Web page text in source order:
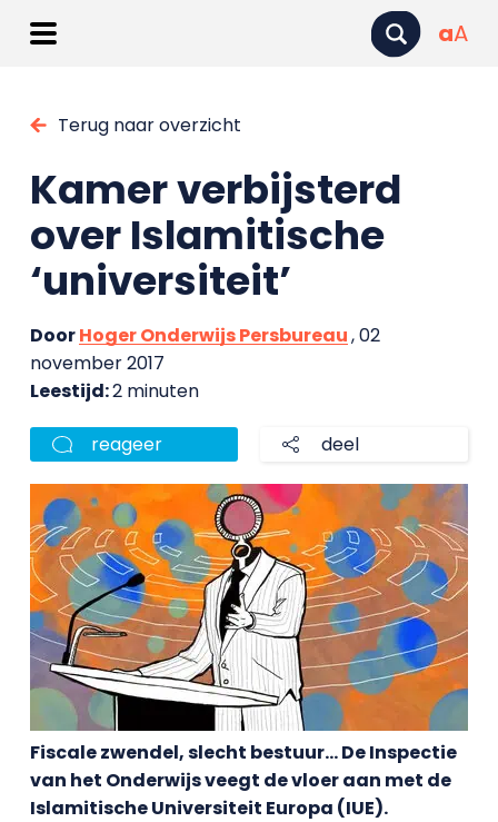
aA
Terug naar overzicht
Kamer verbijsterd
over Islamitische
‘universiteit’
DoorHoger Onderwijs Persbureau, 02
november 2017
Leestijd:2 minuten
reageer deel
Fiscale zwendel, slecht bestuur… De Inspectie
van het Onderwijs veegt de vloer aan met de
Islamitische Universiteit Europa (IUE).